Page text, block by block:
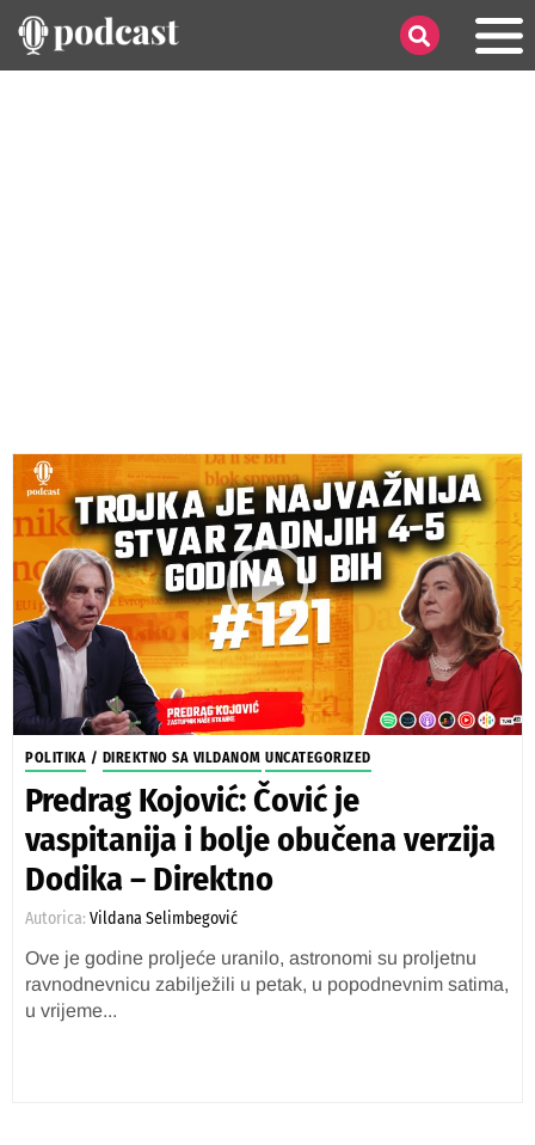
POLITIKA / DIREKTNO SA VILDANOM UNCATEGORIZED
Predrag Kojović: Čović je
vaspitanija i bolje obučena verzija
Dodika – Direktno
Autorica: Vildana Selimbegović
Ove je godine proljeće uranilo, astronomi su proljetnu
ravnodnevnicu zabilježili u petak, u popodnevnim satima,
u vrijeme...